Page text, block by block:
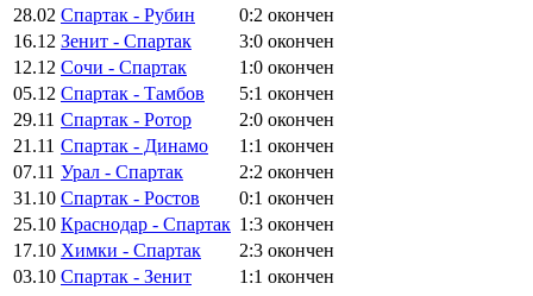
28.02 Спартак - Рубин 0:2 окончен
16.12 Зенит - Спартак 3:0 окончен
12.12 Сочи - Спартак 1:0 окончен
05.12 Спартак - Тамбов 5:1 окончен
29.11 Спартак - Ротор 2:0 окончен
21.11 Спартак - Динамо 1:1 окончен
07.11 Урал - Спартак 2:2 окончен
31.10 Спартак - Ростов 0:1 окончен
25.10 Краснодар - Спартак 1:3 окончен
17.10 Химки - Спартак 2:3 окончен
03.10 Спартак - Зенит 1:1 окончен